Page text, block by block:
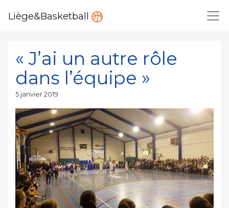
Liège&Basketball
« J’ai un autre rôle
dans l’équipe »
Publié
5 janvier 2019